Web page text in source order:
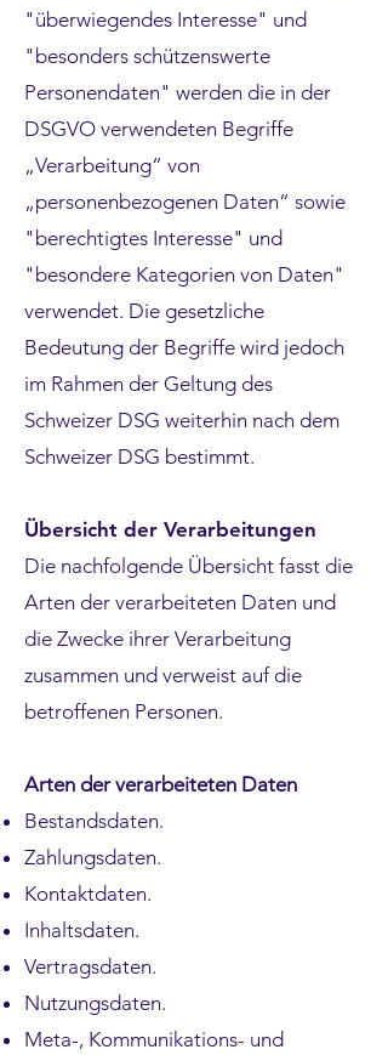
"überwiegendes Interesse" und
"besonders schützenswerte
Personendaten" werden die in der
DSGVO verwendeten Begriffe
„Verarbeitung“ von
„personenbezogenen Daten“ sowie
"berechtigtes Interesse" und
"besondere Kategorien von Daten"
verwendet. Die gesetzliche
Bedeutung der Begriffe wird jedoch
im Rahmen der Geltung des
Schweizer DSG weiterhin nach dem
Schweizer DSG bestimmt.
Übersicht der Verarbeitungen
Die nachfolgende Übersicht fasst die
Arten der verarbeiteten Daten und
die Zwecke ihrer Verarbeitung
zusammen und verweist auf die
betroffenen Personen.
Arten der verarbeiteten Daten
Bestandsdaten.
Zahlungsdaten.
Kontaktdaten.
Inhaltsdaten.
Vertragsdaten.
Nutzungsdaten.
Meta-, Kommunikations- und